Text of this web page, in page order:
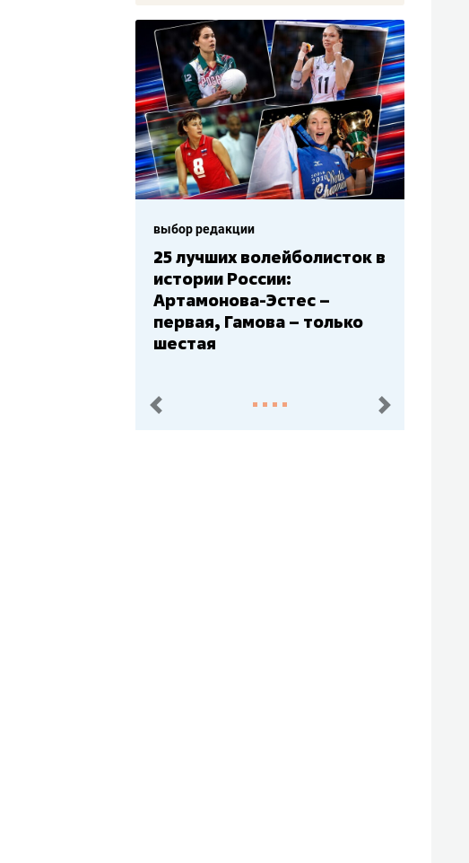
выбор редакции
Бюджеты клубов КХЛ: СКА
– главный мажор, «Ак
Барс» – второй, «Салават
Юлаев» – середняк
пред. след.